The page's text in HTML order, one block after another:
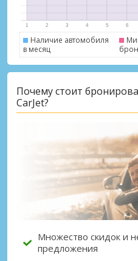
Лучшие
Получите доступ
предложениям
Войти с
Наличие автомобиля
в месяц
Почему стоит
CarJet?
Множество скидок и
предложения